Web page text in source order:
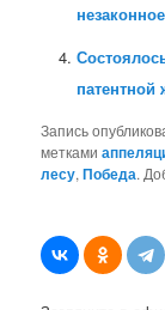
Запись
метками
лесу,Победа.